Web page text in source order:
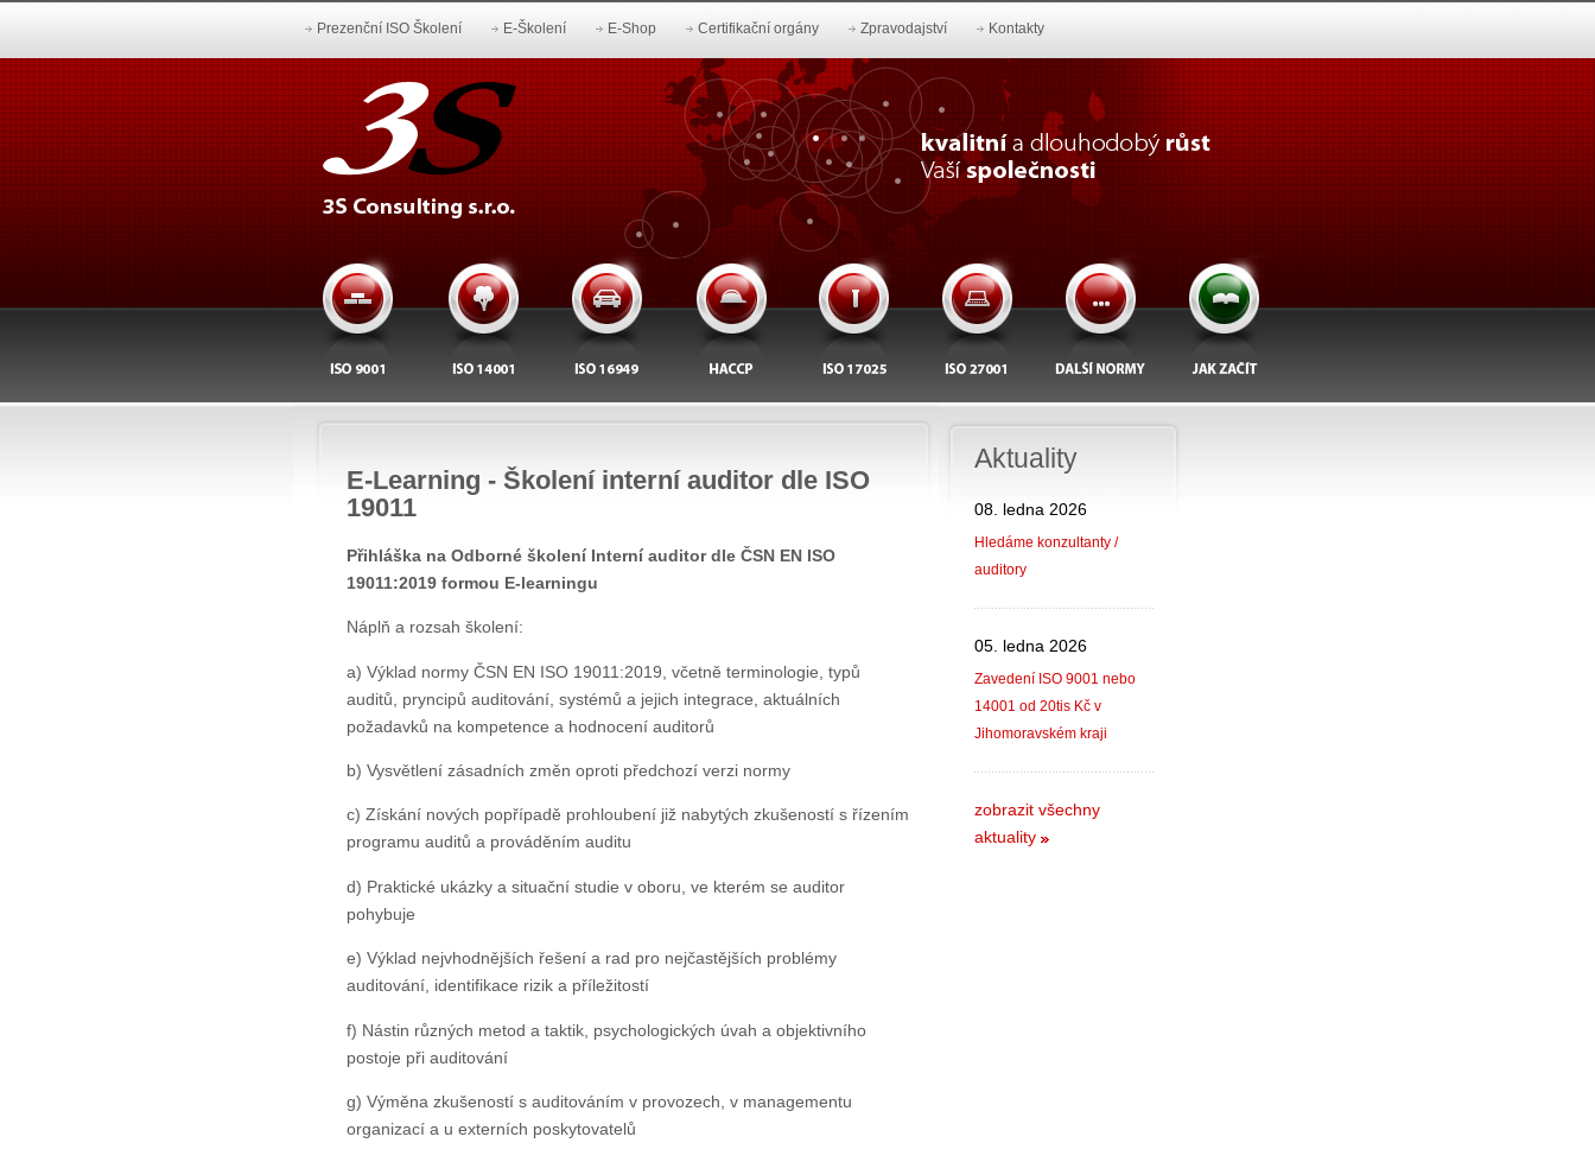
Prezenční ISO Školení E-Školení E-Shop Certifikační orgány Zpravodajství Kontakty
E-Learning - Školení interní auditor dle ISO
19011
Přihláška na Odborné školení Interní auditor dle ČSN EN ISO
19011:2019 formou E-learningu
Náplň a rozsah školení:
a) Výklad normy ČSN EN ISO 19011:2019, včetně terminologie, typů
auditů, pryncipů auditování, systémů a jejich integrace, aktuálních
požadavků na kompetence a hodnocení auditorů
b) Vysvětlení zásadních změn oproti předchozí verzi normy
c) Získání nových popřípadě prohloubení již nabytých zkušeností s řízením
programu auditů a prováděním auditu
d) Praktické ukázky a situační studie v oboru, ve kterém se auditor
pohybuje
e) Výklad nejvhodnějších řešení a rad pro nejčastějších problémy
auditování, identifikace rizik a příležitostí
f) Nástin různých metod a taktik, psychologických úvah a objektivního
postoje při auditování
g) Výměna zkušeností s auditováním v provozech, v managementu
organizací a u externích poskytovatelů
Aktuality
08. ledna 2026
Hledáme konzultanty /
auditory
05. ledna 2026
Zavedení ISO 9001 nebo
14001 od 20tis Kč v
Jihomoravském kraji
zobrazit všechny
aktuality